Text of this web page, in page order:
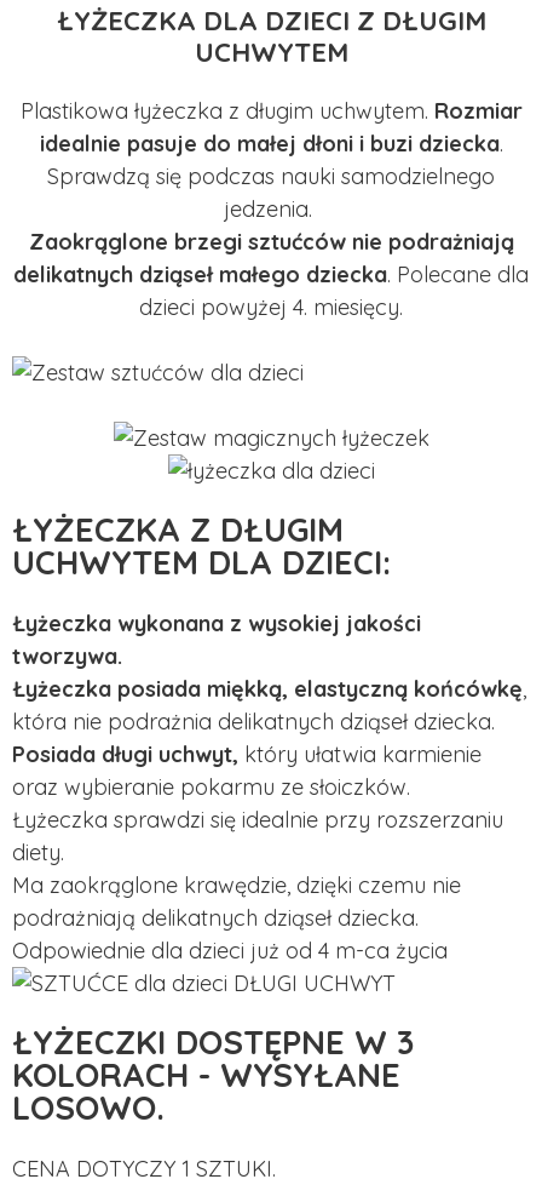
ŁYŻECZKA DLA DZIECI Z DŁUGIM
UCHWYTEM
Plastikowa łyżeczka z długim uchwytem. Rozmiar
idealnie pasuje do małej dłoni i buzi dziecka.
Sprawdzą się podczas nauki samodzielnego
jedzenia.
Zaokrąglone brzegi sztućców nie podrażniają
delikatnych dziąseł małego dziecka. Polecane dla
dzieci powyżej 4. miesięcy.
ŁYŻECZKA Z DŁUGIM
UCHWYTEM DLA DZIECI:
Łyżeczka wykonana z wysokiej jakości
tworzywa.
Łyżeczka posiada miękką, elastyczną końcówkę,
która nie podrażnia delikatnych dziąseł dziecka.
Posiada długi uchwyt, który ułatwia karmienie
oraz wybieranie pokarmu ze słoiczków.
Łyżeczka sprawdzi się idealnie przy rozszerzaniu
diety.
Ma zaokrąglone krawędzie, dzięki czemu nie
podrażniają delikatnych dziąseł dziecka.
Odpowiednie dla dzieci już od 4 m-ca życia
ŁYŻECZKI DOSTĘPNE W 3
KOLORACH - WYSYŁANE
LOSOWO.
CENA DOTYCZY 1 SZTUKI.